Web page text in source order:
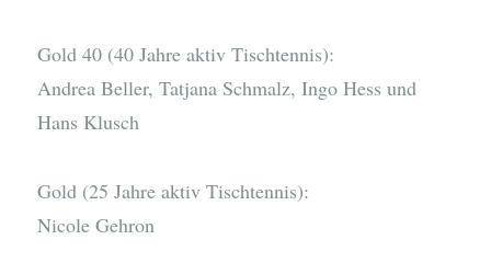
Gold 40 (40 Jahre aktiv Tischtennis):
Andrea Beller, Tatjana Schmalz, Ingo Hess und
Hans Klusch
Gold (25 Jahre aktiv Tischtennis):
Nicole Gehron